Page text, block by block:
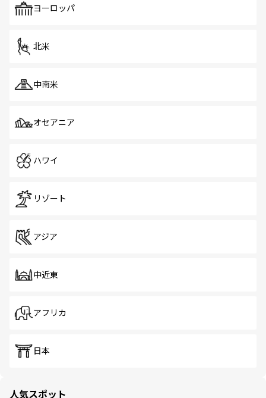
で、ホーカーズは地元の風情を楽しめる外せないスポット
ヨーロッパ
北米
中南米
オセアニア
ハワイ
リゾート
アジア
中近東
アフリカ
日本
人気スポット